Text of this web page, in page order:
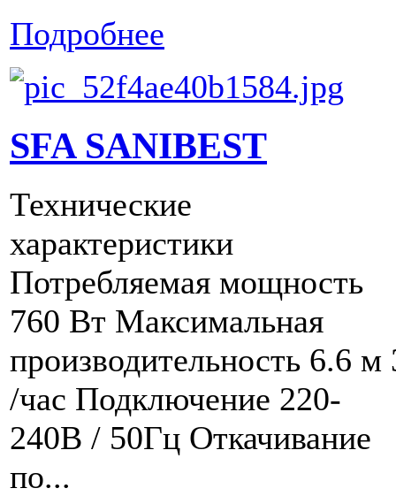
Подробнее
SFA SANIBEST
Технические
характеристики
Потребляемая мощность
760 Вт Максимальная
производительность 6.6 м
/час Подключение 220-
240В / 50Гц Откачивание
по...